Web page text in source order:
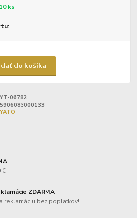
ks
do košíka
YT-06782
5906083000133
YATO
€
ZDARMA
reklamáciu bez poplatkov!